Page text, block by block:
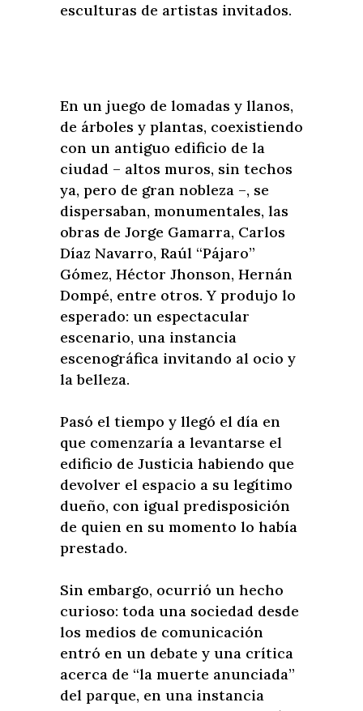
esculturas de artistas invitados.
En un juego de lomadas y llanos,
de árboles y plantas, coexistiendo
con un antiguo edificio de la
ciudad – altos muros, sin techos
ya, pero de gran nobleza –, se
dispersaban, monumentales, las
obras de Jorge Gamarra, Carlos
Díaz Navarro, Raúl “Pájaro”
Gómez, Héctor Jhonson, Hernán
Dompé, entre otros. Y produjo lo
esperado: un espectacular
escenario, una instancia
escenográfica invitando al ocio y
la belleza.
Pasó el tiempo y llegó el día en
que comenzaría a levantarse el
edificio de Justicia habiendo que
devolver el espacio a su legítimo
dueño, con igual predisposición
de quien en su momento lo había
prestado.
Sin embargo, ocurrió un hecho
curioso: toda una sociedad desde
los medios de comunicación
entró en un debate y una crítica
acerca de “la muerte anunciada”
del parque, en una instancia